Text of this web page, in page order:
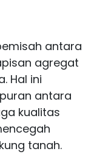
antara
agregat
Hal ini
antara
kualitas
tanah.